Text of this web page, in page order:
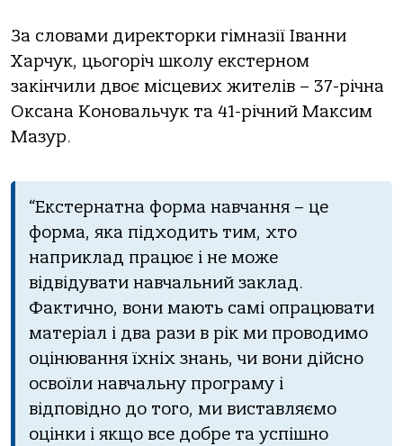
За словами директорки гімназії Іванни
Харчук, цьогоріч школу екстерном
закінчили двоє місцевих жителів – 37-річна
Оксана Коновальчук та 41-річний Максим
Мазур.
“Екстернатна форма навчання – це
форма, яка підходить тим, хто
наприклад працює і не може
відвідувати навчальний заклад.
Фактично, вони мають самі опрацювати
матеріал і два рази в рік ми проводимо
оцінювання їхніх знань, чи вони дійсно
освоїли навчальну програму і
відповідно до того, ми виставляємо
оцінки і якщо все добре та успішно